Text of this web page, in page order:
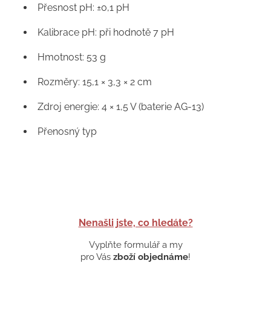
Nenašli jste, co hledáte?
Vyplňte formulář a my
pro Vás zboží objednáme!
Přesnost pH: ±0,1 pH
Kalibrace pH: při hodnotě 7 pH
Hmotnost: 53 g
Rozměry: 15,1 × 3,3 × 2 cm
Zdroj energie: 4 × 1,5 V (baterie AG-13)
Přenosný typ